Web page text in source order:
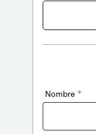
Nombre *